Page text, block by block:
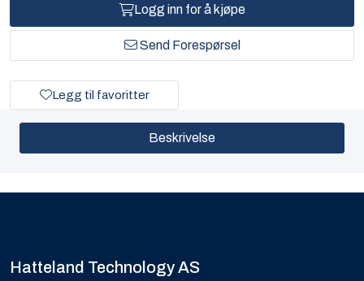
Logg inn for å kjøpe
Send Forespørsel
Legg til favoritter
Beskrivelse
Hatteland Technology AS